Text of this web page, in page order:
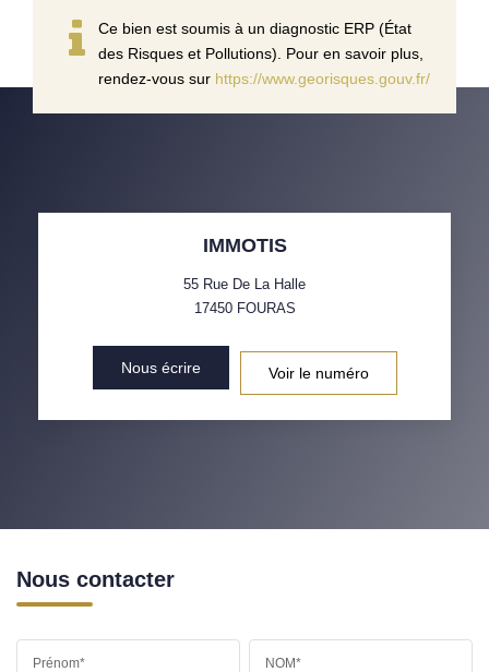
Ce bien est soumis à un diagnostic ERP (État
des Risques et Pollutions). Pour en savoir plus,
rendez-vous sur https://www.georisques.gouv.fr/
IMMOTIS
55 Rue De La Halle
17450 FOURAS
Nous écrire Voir le numéro
Nous contacter
Prénom* NOM*